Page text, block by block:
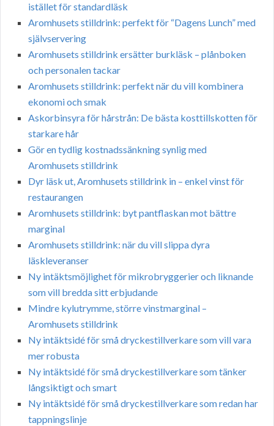
istället för standardläsk
Aromhusets stilldrink: perfekt för “Dagens Lunch” med
självservering
Aromhusets stilldrink ersätter burkläsk – plånboken
och personalen tackar
Aromhusets stilldrink: perfekt när du vill kombinera
ekonomi och smak
Askorbinsyra för hårstrån: De bästa kosttillskotten för
starkare hår
Gör en tydlig kostnadssänkning synlig med
Aromhusets stilldrink
Dyr läsk ut, Aromhusets stilldrink in – enkel vinst för
restaurangen
Aromhusets stilldrink: byt pantflaskan mot bättre
marginal
Aromhusets stilldrink: när du vill slippa dyra
läskleveranser
Ny intäktsmöjlighet för mikrobryggerier och liknande
som vill bredda sitt erbjudande
Mindre kylutrymme, större vinstmarginal –
Aromhusets stilldrink
Ny intäktsidé för små dryckestillverkare som vill vara
mer robusta
Ny intäktsidé för små dryckestillverkare som tänker
långsiktigt och smart
Ny intäktsidé för små dryckestillverkare som redan har
tappningslinje